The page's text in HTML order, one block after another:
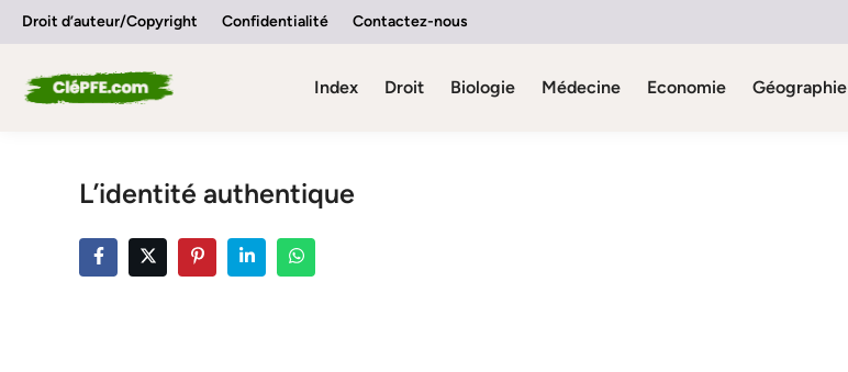
SkipDroit d’auteur/Copyright Confidentialité Contactez-nous
Index Droit Biologie Médecine Economie Géographie
L’identité authentique